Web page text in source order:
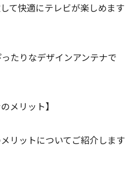
て快適にテレビが楽しめます
たりなデザインアンテナで
メリット】
リットについてご紹介します